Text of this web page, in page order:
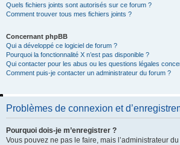
Quels fichiers joints sont autorisés sur ce forum ?
Comment trouver tous mes fichiers joints ?
Concernant phpBB
Qui a développé ce logiciel de forum ?
Pourquoi la fonctionnalité X n’est pas disponible ?
Qui contacter pour les abus ou les questions légales
Comment puis-je contacter un administrateur du forum ?
Problèmes de connexion et
Pourquoi dois-je m’enregistrer ?
Vous pouvez ne pas le faire, mais l’administrateur